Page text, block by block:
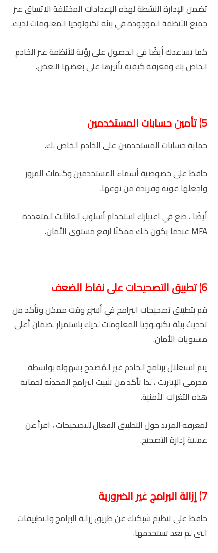
تضمن الإدارة النشطة لهذه الإعدادات المختلفة الاتساق عبر
جميع الأنظمة الموجودة في بيئة تكنولوجيا المعلومات لديك.
كما يساعدك أيضًا في الحصول على رؤية للأنظمة عبر الخادم
الخاص بك ومعرفة كيفية تأثيرها على بعضها البعض.
5) تأمين حسابات المستخدمين
حماية حسابات المستخدمين على الخادم الخاص بك.
حافظ على خصوصية أسماء المستخدمين وكلمات المرور
واجعلها قوية وفريدة من نوعها.
أيضًا ، ضع في اعتبارك استخدام أسلوب العائالت المتعددة
MFA عندما يكون ذلك ممكنًا لرفع مستوى الأمان.
6) تطبيق التصحيحات على نقاط الضعف
قم بتطبيق تصحيحات البرامج في أسرع وقت ممكن وتأكد من
تحديث بيئة تكنولوجيا المعلومات لديك باستمرار لضمان أعلى
مستويات الأمان.
يتم استغلال برنامج الخادم غير المُصحح بسهولة بواسطة
مجرمي الإنترنت ، لذا تأكد من تثبيت البرامج المحدثة لحماية
هذه الثغرات الأمنية.
لمعرفة المزيد حول التطبيق الفعال للتصحيحات ، اقرأ عن
عملية إدارة التصحيح.
7) إزالة البرامج غير الضرورية
حافظ على تنظيم شبكتك عن طريق إزالة البرامج والتطبيقات
التي لم تعد تستخدمها.